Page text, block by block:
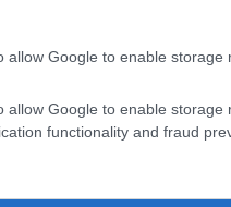
allow Google to enable storage
allow Google to enable storage
functionality and fraud